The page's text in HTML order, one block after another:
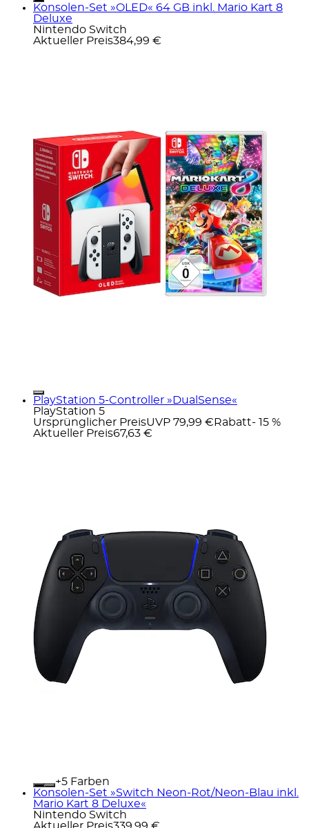
Konsolen-Set »OLED« 64 GB inkl. Mario Kart 8
Deluxe
Nintendo Switch
Aktueller Preis384,99 €
PlayStation 5-Controller »DualSense«
PlayStation 5
Ursprünglicher PreisUVP 79,99 € Rabatt- 15 %
Aktueller Preis67,63 €
+
Farben
Konsolen-Set »Switch Neon-Rot/Neon-Blau inkl.
Mario Kart 8 Deluxe«
Nintendo Switch